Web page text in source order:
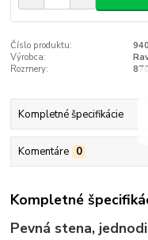
Číslo produktu:
Výrobca:
Rozmery:
Kompletné špecifikácie
Komentáre 0
Kompletné
Pevná stena,